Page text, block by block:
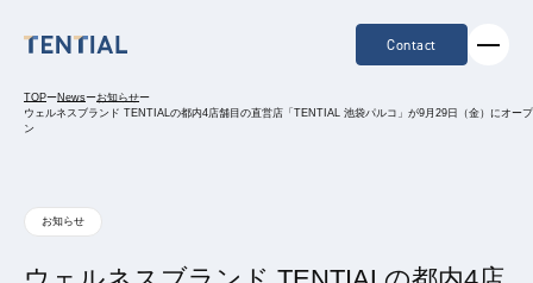
Contact
TOPーNewsーお知らせー
ウェルネスブランド TENTIALの都内4店舗目の直営店「TENTIAL 池袋パルコ」が9月29日（金）にオープ
ン
お知らせ